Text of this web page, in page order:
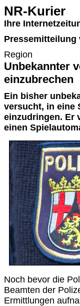
NR-Kurier
Ihre
Pressemitteilung
Region
Unbekannter
einzubrechen
Ein bisher
versucht, in eine
einzudringen. Er
einen
Noch bevor die
Beamten der
Ermittlungen